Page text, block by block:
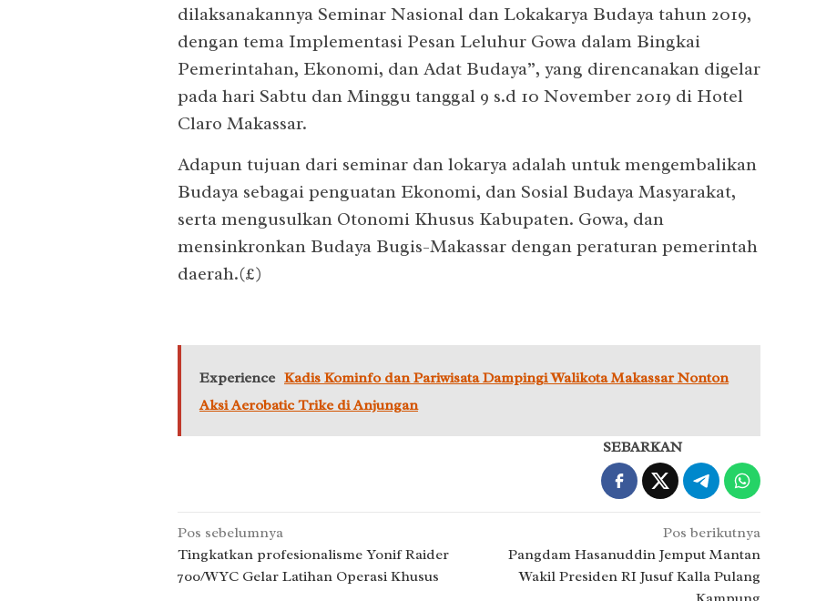
dilaksanakannya Seminar Nasional dan Lokakarya Budaya tahun 2019,
dengan tema Implementasi Pesan Leluhur Gowa dalam Bingkai
Pemerintahan, Ekonomi, dan Adat Budaya”, yang direncanakan digelar
pada hari Sabtu dan Minggu tanggal 9 s.d 10 November 2019 di Hotel
Claro Makassar.
Adapun tujuan dari seminar dan lokarya adalah untuk mengembalikan
Budaya sebagai penguatan Ekonomi, dan Sosial Budaya Masyarakat,
serta mengusulkan Otonomi Khusus Kabupaten. Gowa, dan
mensinkronkan Budaya Bugis-Makassar dengan peraturan pemerintah
daerah.(£)
Experience Kadis Kominfo dan Pariwisata Dampingi Walikota Makassar Nonton
Aksi Aerobatic Trike di Anjungan
SEBARKAN
Navigasi
pos
Pos sebelumnya
Tingkatkan profesionalisme Yonif Raider
700/WYC Gelar Latihan Operasi Khusus
Pos berikutnya
Pangdam Hasanuddin Jemput Mantan
Wakil Presiden RI Jusuf Kalla Pulang